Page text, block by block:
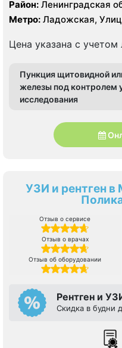
Район: Ленинградская
Метро: Ладожская,
Цена указана с учетом
Пункция щитовидной
железы под контролем
исследования
УЗИ и рентген в
Отзыв о сервисе
Отзыв о врачах
Отзыв об оборудовании
Рентген и
Скидка в будни